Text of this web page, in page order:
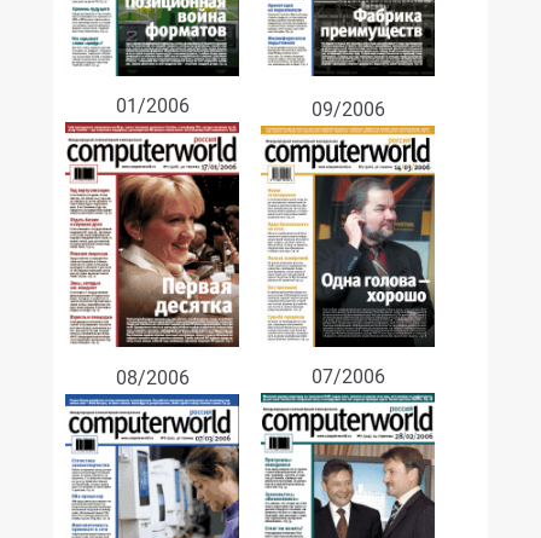
01/2006 09/2006
08/2006 07/2006